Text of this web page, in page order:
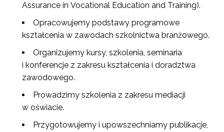
Assurance in Vocational Education and Training).
Opracowujemy podstawy programowe
kształcenia w zawodach szkolnictwa branżowego.
Organizujemy kursy, szkolenia, seminaria
i konferencje z zakresu kształcenia i doradztwa
zawodowego.
Prowadzimy szkolenia z zakresu mediacji
w oświacie.
Przygotowujemy i upowszechniamy publikacje,